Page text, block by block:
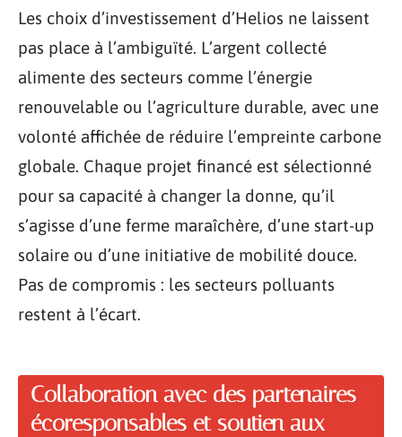
Les choix d’investissement d’Helios ne laissent
pas place à l’ambiguïté. L’argent collecté
alimente des secteurs comme l’énergie
renouvelable ou l’agriculture durable, avec une
volonté affichée de réduire l’empreinte carbone
globale. Chaque projet financé est sélectionné
pour sa capacité à changer la donne, qu’il
s’agisse d’une ferme maraîchère, d’une start-up
solaire ou d’une initiative de mobilité douce.
Pas de compromis : les secteurs polluants
restent à l’écart.
Collaboration avec des partenaires
écoresponsables et soutien aux